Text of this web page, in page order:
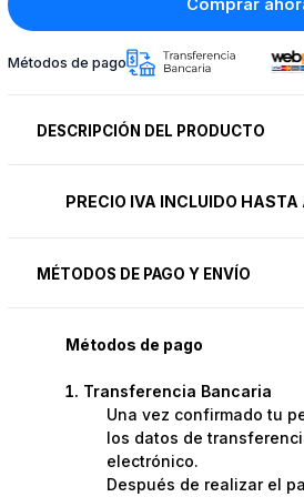
Comprar
Métodos de pago
DESCRIPCIÓN DEL PRODUCTO
PRECIO IVA INCLUIDO
MÉTODOS DE PAGO Y ENVÍO
Métodos de pago
Transferencia Bancaria
Una vez confirmado tu
los datos de
electrónico.
Después de realizar el